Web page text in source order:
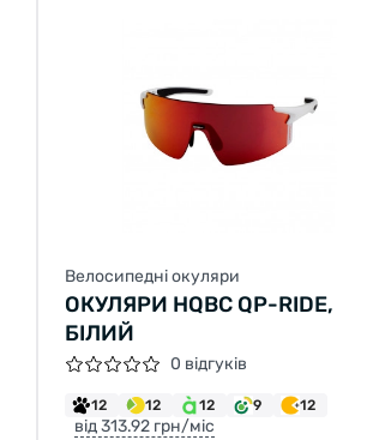
Велосипедні окуляри
ОКУЛЯРИ HQBC QP-RIDE,
БІЛИЙ
0 відгуків
12 12 12 9 12
від 313.92 грн/міс